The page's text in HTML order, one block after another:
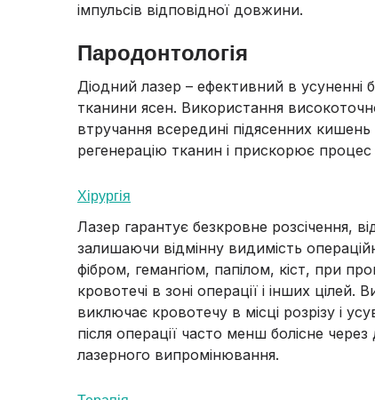
імпульсів відповідної довжини.
Пародонтологія
Діодний лазер – ефективний в усуненні
тканини ясен. Використання
втручання всередині підясенних кишень
регенерацію тканин і прискорює
Хірургія
Лазер гарантує безкровне розсічення,
залишаючи відмінну видимість
фібром, гемангіом, папілом, кіст, при
кровотечі в зоні операції і інших
виключає кровотечу в місці розрізу і
після операції часто менш болісне
лазерного випромінювання.